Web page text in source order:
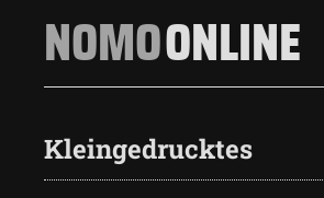
NOMOONLINE
Kleingedrucktes